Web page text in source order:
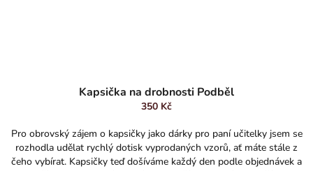
Kapsička na drobnosti Podběl
350 Kč
Pro obrovský zájem o kapsičky jako dárky pro paní učitelky jsem se
rozhodla udělat rychlý dotisk vyprodaných vzorů, ať máte stále z
čeho vybírat. Kapsičky teď došíváme každý den podle objednávek a